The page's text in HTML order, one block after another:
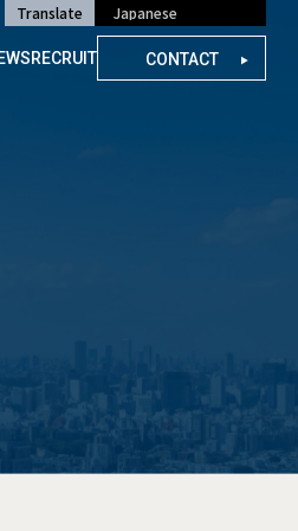
Translate
RECRUIT CONTACT